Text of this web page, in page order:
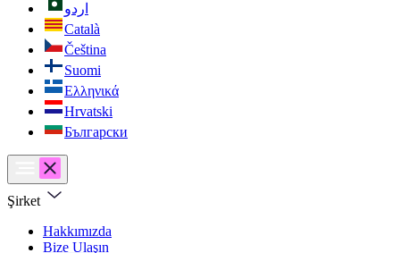
اردو
Català
Čeština
Suomi
Ελληνικά
Hrvatski
Български
Şirket
Hakkımızda
Bize Ulaşın